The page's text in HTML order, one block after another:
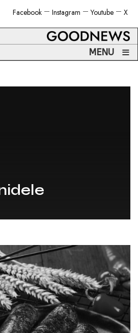
X
Youtube
Instagram
Facebook
MENU ≡